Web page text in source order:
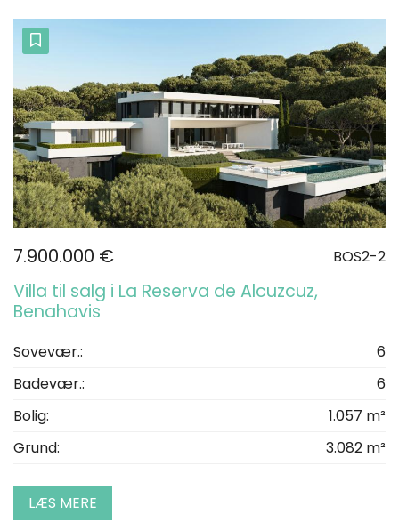
7.900.000 € BOS2-2
Villa til salg i La Reserva de Alcuzcuz,
Benahavis
Sovevær.:
6
Badevær.:
6
Bolig:
1.057 m²
Grund:
3.082 m²
LÆS MERE